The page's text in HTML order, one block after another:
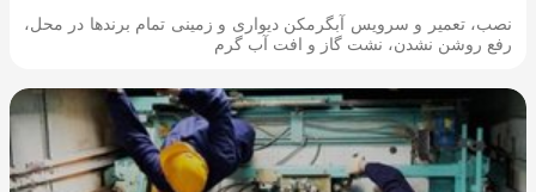
نصب، تعمیر و سرویس آبگرمکن دیواری و زمینی تمام برندها در محل،
رفع روشن نشدن، نشت گاز و افت آب گرم